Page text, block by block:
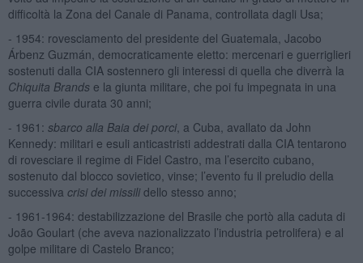
difficoltà la Zona del Canale di Panama, controllata dagli Usa;
- 1954: rovesciamento del presidente del Guatemala, Jacobo
Árbenz Guzmán, democraticamente eletto: mercenari e guerriglieri
sostenuti dalla CIA sostennero gli interessi di quella che diverrà la
Chiquita Brandse la giunta militare, che poi fu impegnata in una
guerra civile durata 30 anni;
- 1961: sbarco alla Baia dei porci, a Cuba, avallato da John
Kennedy: militari e esuli anticastristi addestrati dalla CIA tentarono
di rovesciare il regime di Fidel Castro, ma l’esercito cubano,
sostenuto dal blocco sovietico, vinse; l’evento fu il preludio della
successiva crisi dei missilidello stesso anno;
- 1961-1964: destabilizzazione del Brasile che portò alla caduta di
João Goulart (che aveva nazionalizzato l’industria petrolifera) e al
golpe militare di Castelo Branco;